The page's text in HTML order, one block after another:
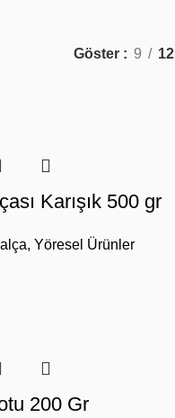
Göster 9 12
Karışık 500 gr
, Yöresel Ürünler
200 Gr